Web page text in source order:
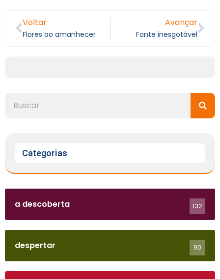
Voltar
Flores ao amanhecer
Avançar
Fonte inesgotável
Categorias
a descoberta 132
despertar 90